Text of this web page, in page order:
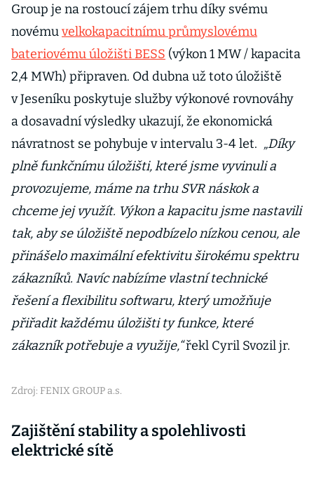
Group je na rostoucí zájem trhu díky svému
novémuvelkokapacitnímu průmyslovému
bateriovému úložišti BESS (výkon 1 MW / kapacita
2,4 MWh) připraven. Od dubna už toto úložiště
v Jeseníku poskytuje služby výkonové rovnováhy
a dosavadní výsledky ukazují, že ekonomická
návratnost se pohybuje v intervalu 3-4 let. „Díky
plně funkčnímu úložišti, které jsme vyvinuli a
provozujeme, máme na trhu SVR náskok a
chceme jej využít. Výkon a kapacitu jsme nastavili
tak, aby se úložiště nepodbízelo nízkou cenou, ale
přinášelo maximální efektivitu širokému spektru
zákazníků. Navíc nabízíme vlastní technické
řešení a flexibilitu softwaru, který umožňuje
přiřadit každému úložišti ty funkce, které
zákazník potřebuje a využije,“řekl Cyril Svozil jr.
Zdroj: FENIX GROUP a.s.
Zajištění stability a spolehlivosti
elektrické sítě